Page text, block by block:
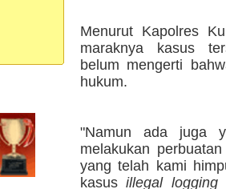
Menurut Kapolres
maraknya kasus
belum mengerti
hukum.
"Namun ada juga
melakukan
yang telah kami
kasusillegal logging